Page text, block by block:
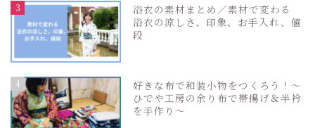
3
浴衣の素材まとめ／素材で変わる
浴衣の涼しさ、印象、お手入れ、値
段
4
好きな布で和装小物をつくろう！〜
ひでや工房の余り布で帯揚げ＆半衿
を手作り〜